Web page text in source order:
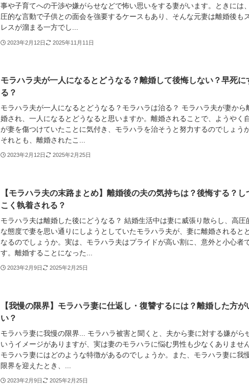
事や子育てへの干渉や嫌がらせなどで怖い思いをする妻がいます。ときには
圧的な言動で子供との面会を強要するケースもあり、そんな元妻は離婚後も
レスが溜まる一方でし...
2023年2月12日 2025年11月11日
モラハラ夫が一人になるとどうなる？離婚して後悔しない？早死に
る？
モラハラ夫が一人になるとどうなる？モラハラは治る？ モラハラ夫が妻から
婚され、一人になるとどうなると思いますか。離婚されることで、ようやく
が妻を傷つけていたことに気付き、モラハラを治そうと努力するのでしょうか
それとも、離婚されたこ...
2023年2月12日 2025年2月25日
【モラハラ夫の末路まとめ】離婚後の夫の気持ちは？後悔する？し
こく執着される？
モラハラ夫は離婚した後にどうなる？ 結婚生活中は妻に威張り散らし、高圧
な態度で妻を思い通りにしようとしていたモラハラ夫が、妻に離婚されると
なるのでしょうか。実は、モラハラ夫はプライドが高い割に、意外と小心者
す。離婚することになった...
2023年2月9日 2025年2月25日
【我慢の限界】モラハラ妻に仕返し・復讐するには？離婚した方が
い？
モラハラ妻に我慢の限界... モラハラ被害と聞くと、夫から妻に対する嫌がら
いうイメージがありますが、実は妻のモラハラに悩む男性も少なくありません
モラハラ妻にはどのような特徴があるのでしょうか。また、モラハラ妻に我
限界を迎えたとき、...
2023年2月9日 2025年2月25日